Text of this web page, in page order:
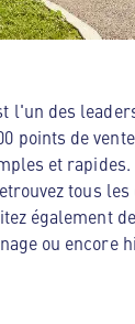
l'un des
points de
et
tous les
également
ou encore